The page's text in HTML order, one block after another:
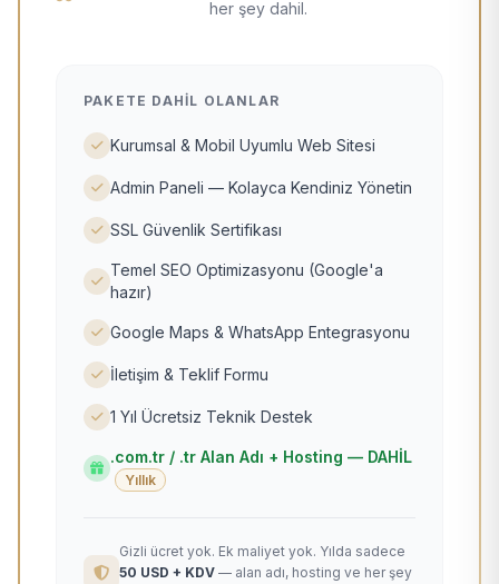
her şey dahil.
PAKETE DAHIL OLANLAR
Kurumsal & Mobil Uyumlu Web Sitesi
Admin Paneli — Kolayca Kendiniz Yönetin
SSL Güvenlik Sertifikası
Temel SEO Optimizasyonu (Google'a
hazır)
Google Maps & WhatsApp Entegrasyonu
İletişim & Teklif Formu
1 Yıl Ücretsiz Teknik Destek
.com.tr / .tr Alan Adı + Hosting — DAHİL
Yıllık
Gizli ücret yok. Ek maliyet yok. Yılda sadece
50 USD + KDV — alan adı, hosting ve her şey